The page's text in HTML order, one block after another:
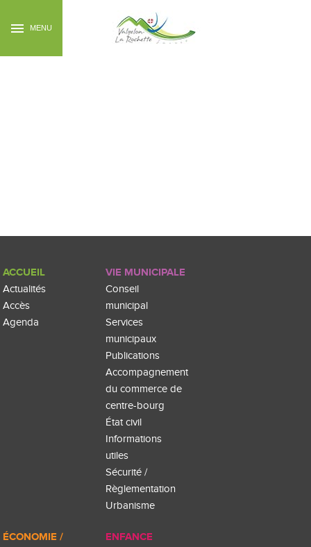
MENU
ACCUEIL
Actualités
Accès
Agenda
VIE MUNICIPALE
Conseil
municipal
Services
municipaux
Publications
Accompagnement
du commerce de
centre-bourg
État civil
Informations
utiles
Sécurité /
Règlementation
Urbanisme
ÉCONOMIE /
ENFANCE